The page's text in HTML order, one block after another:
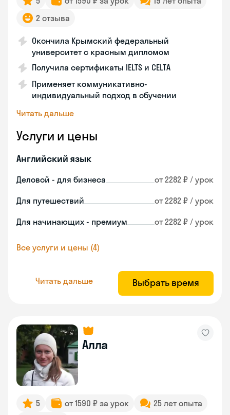
2 отзыва
Окончила Крымский федеральный
университет с красным дипломом
Получила сертификаты IELTS и CELTA
Применяет коммуникативно-
индивидуальный подход в обучении
Читать дальше
Услуги и цены
Английский язык
Деловой - для бизнеса от 2282 ₽ / урок
Для путешествий от 2282 ₽ / урок
Для начинающих - премиум от 2282 ₽ / урок
Все услуги и цены (4)
Читать дальше Выбрать время
Алла
5 от 1590 ₽ за урок
25 лет опыта